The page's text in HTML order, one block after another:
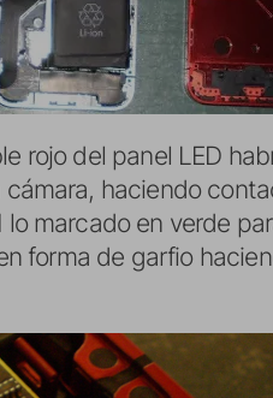
rojo del panel LED
haciendo
marcado en verde
forma de garfio